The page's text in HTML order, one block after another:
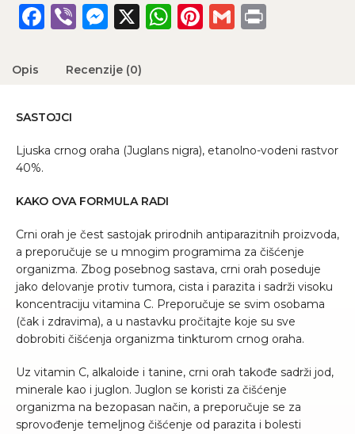
Facebook
ViberMessenger
X WhatsApp
Pinterest
Gmail
Opis Recenzije (0)
SASTOJCI
Ljuska crnog oraha (Juglans nigra), etanolno-vodeni rastvor
40%.
KAKO OVA FORMULA RADI
Crni orah je čest sastojak prirodnih antiparazitnih proizvoda,
a preporučuje se u mnogim programima za čišćenje
organizma. Zbog posebnog sastava, crni orah poseduje
jako delovanje protiv tumora, cista i parazita i sadrži visoku
koncentraciju vitamina C. Preporučuje se svim osobama
(čak i zdravima), a u nastavku pročitajte koje su sve
dobrobiti čišćenja organizma tinkturom crnog oraha.
Uz vitamin C, alkaloide i tanine, crni orah takođe sadrži jod,
minerale kao i juglon. Juglon se koristi za čišćenje
organizma na bezopasan način, a preporučuje se za
sprovođenje temeljnog čišćenje od parazita i bolesti